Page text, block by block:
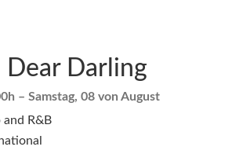
Dear Darling
– Samstag, 08 von August
and R&B